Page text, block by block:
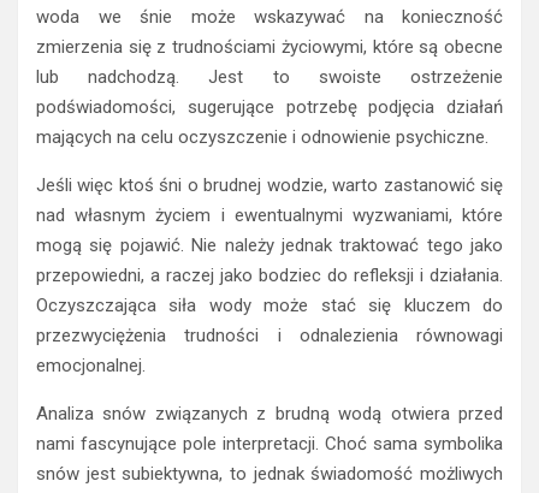
woda we śnie może wskazywać na konieczność
zmierzenia się z trudnościami życiowymi, które są obecne
lub nadchodzą. Jest to swoiste ostrzeżenie
podświadomości, sugerujące potrzebę podjęcia działań
mających na celu oczyszczenie i odnowienie psychiczne.
Jeśli więc ktoś śni o brudnej wodzie, warto zastanowić się
nad własnym życiem i ewentualnymi wyzwaniami, które
mogą się pojawić. Nie należy jednak traktować tego jako
przepowiedni, a raczej jako bodziec do refleksji i działania.
Oczyszczająca siła wody może stać się kluczem do
przezwyciężenia trudności i odnalezienia równowagi
emocjonalnej.
Analiza snów związanych z brudną wodą otwiera przed
nami fascynujące pole interpretacji. Choć sama symbolika
snów jest subiektywna, to jednak świadomość możliwych